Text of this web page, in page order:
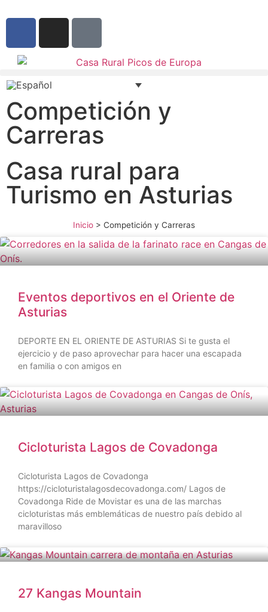
Competición y
Carreras
Casa rural para
Turismo en Asturias
Inicio > Competición y Carreras
Eventos deportivos en el Oriente de
Asturias
DEPORTE EN EL ORIENTE DE ASTURIAS Si te gusta el
ejercicio y de paso aprovechar para hacer una escapada
en familia o con amigos en
Cicloturista Lagos de Covadonga
Cicloturista Lagos de Covadonga
https://cicloturistalagosdecovadonga.com/ Lagos de
Covadonga Ride de Movistar es una de las marchas
cicloturistas más emblemáticas de nuestro país debido al
maravilloso
27 Kangas Mountain